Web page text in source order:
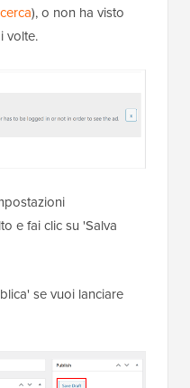
), o non ha visto
volte.
e fai clic su 'Salva
se vuoi lanciare